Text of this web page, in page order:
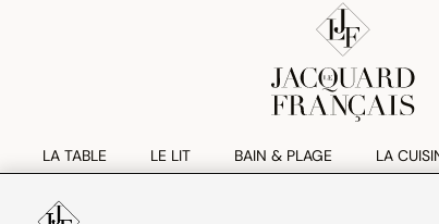
LA TABLE LE LIT BAIN & PLAGE LA